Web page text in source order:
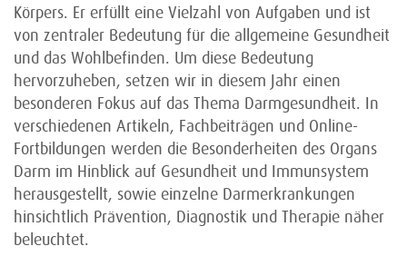
Körpers. Er erfüllt eine Vielzahl von Aufgaben und ist
von zentraler Bedeutung für die allgemeine Gesundheit
und das Wohlbefinden. Um diese Bedeutung
hervorzuheben, setzen wir in diesem Jahr einen
besonderen Fokus auf das Thema Darmgesundheit. In
verschiedenen Artikeln, Fachbeiträgen und Online-
Fortbildungen werden die Besonderheiten des Organs
Darm im Hinblick auf Gesundheit und Immunsystem
herausgestellt, sowie einzelne Darmerkrankungen
hinsichtlich Prävention, Diagnostik und Therapie näher
beleuchtet.